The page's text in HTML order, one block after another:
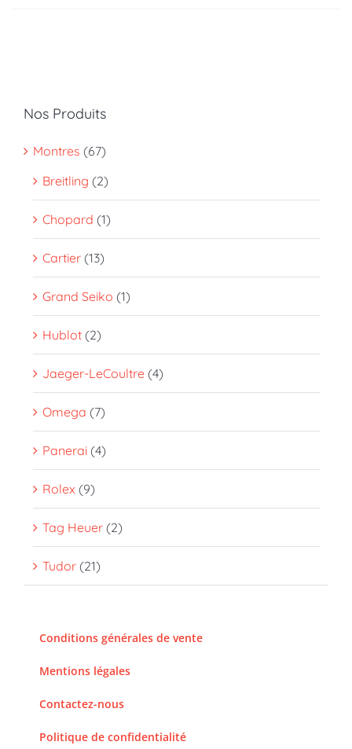
Nos Produits
Montres (67)
Breitling (2)
Chopard (1)
Cartier (13)
Grand Seiko (1)
Hublot (2)
Jaeger-LeCoultre (4)
Omega (7)
Panerai (4)
Rolex (9)
Tag Heuer (2)
Tudor (21)
Conditions générales de vente
Mentions légales
Contactez-nous
Politique de confidentialité